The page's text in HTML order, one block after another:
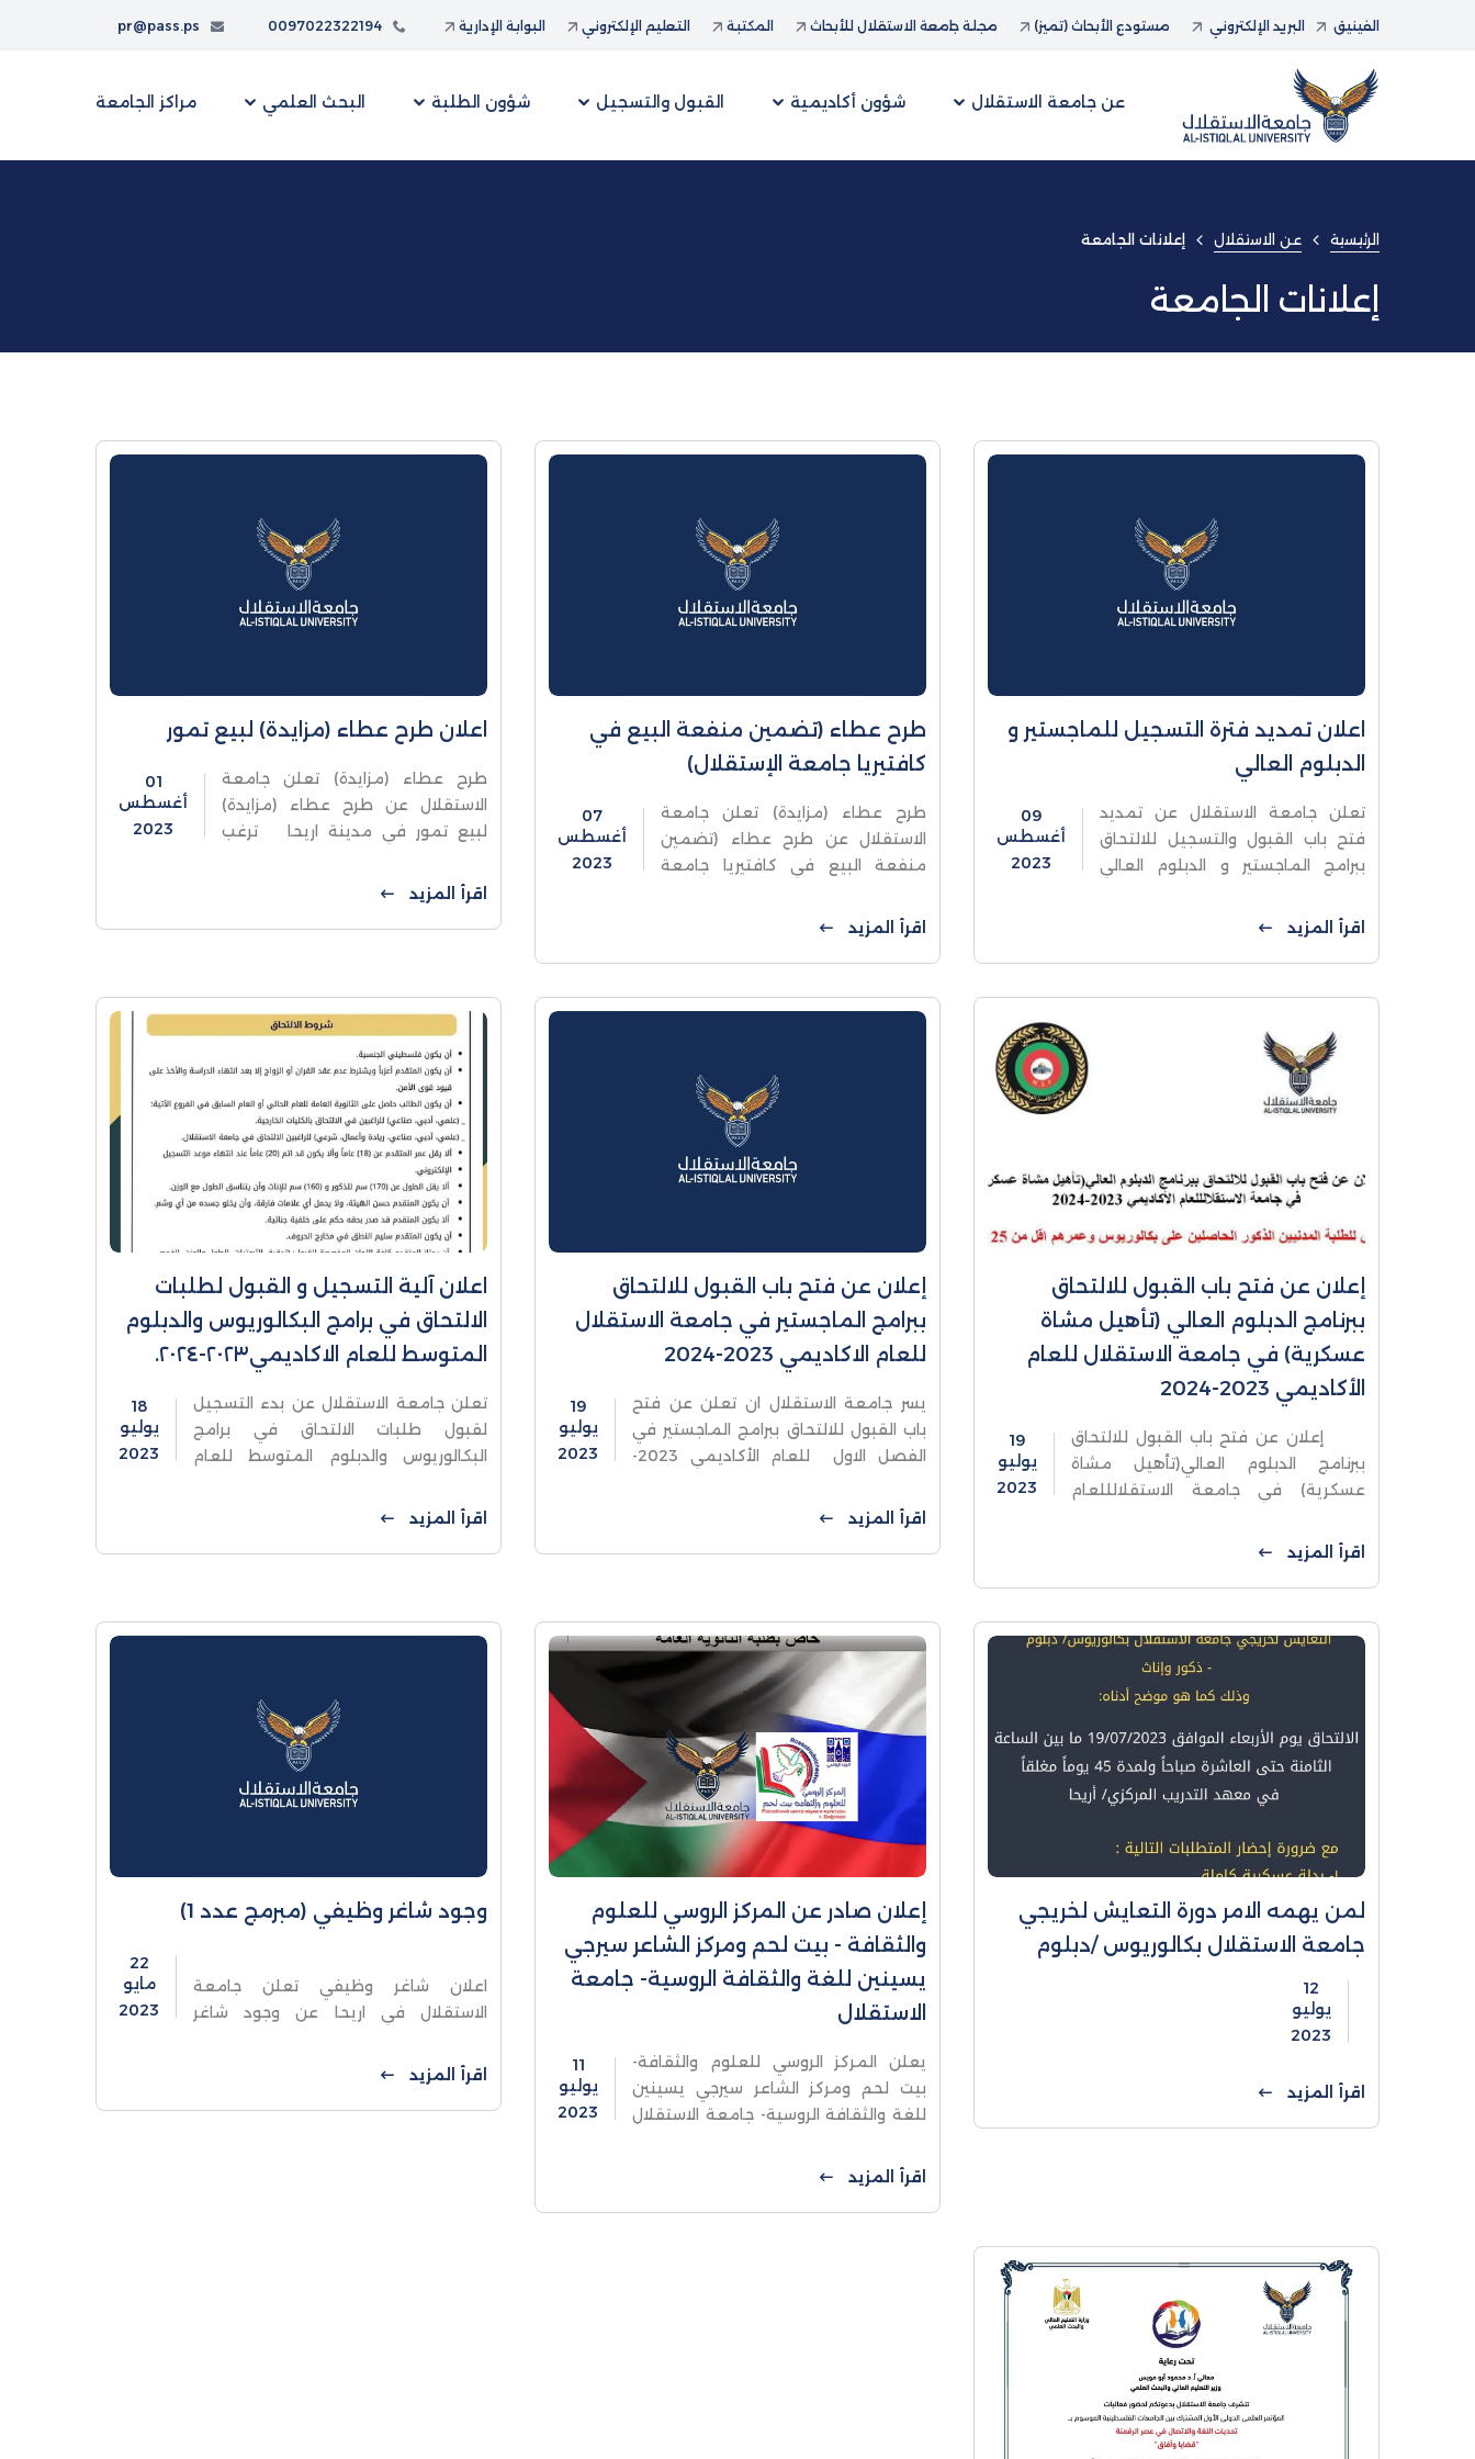
الفينيق البريد الإلكتروني مستودع الأبحاث (تميز) مجلة جامعة الاستقلال للأبحاث المكتبة التعليم الإلكتروني البوابة الإدارية 0097022322194
pr@pass.ps
عن جامعة الاستقلال شؤون أكاديمية القبول والتسجيل شؤون الطلبة البحث العلمي مراكز الجامعة
الرئيسية عن الاستقلال إعلانات الجامعة
إعلانات الجامعة
اعلان تمديد فترة التسجيل للماجستير و
الدبلوم العالي
تعلن جامعة الاستقلال عن تمديد
فتح باب القبول والتسجيل للالتحاق
ببرامج الماجستير و الدبلوم العالي
١٥-٨-٢٠٢٣
09
أغسطس
2023
اقرأ المزيد
طرح عطاء (تضمين منفعة البيع في
كافتيريا جامعة الإستقلال)
طرح عطاء (مزايدة) تعلن جامعة
الاستقلال عن طرح عطاء (تضمين
منفعة البيع في كافتيريا جامعة
جامعة الاستقلال / اريحا عن طرح
عطاء بالظرف المختوم لتضمين
07
أغسطس
2023
اقرأ المزيد
اعلان طرح عطاء (مزايدة) لبيع تمور
طرح عطاء (مزايدة) تعلن جامعة
الاستقلال عن طرح عطاء (مزايدة)
لبيع تمور في مدينة اريحا ترغب
من التمور فعلى الراغبين في التقدم
لهذا
01
أغسطس
2023
اقرأ المزيد
إعلان عن فتح باب القبول للالتحاق
ببرنامج الدبلوم العالي (تأهيل مشاة
عسكرية) في جامعة الاستقلال للعام
الأكاديمي 2023-2024
إعلان عن فتح باب القبول للالتحاق
ببرنامج الدبلوم العالي(تأهيل مشاة
عسكرية) في جامعة الاستقلالللعام
المدنيين الذكور الحاصلين على بكالوريوس
وعمرهم اقل من 25 عاما) تعلن
19
يوليو
2023
اقرأ المزيد
إعلان عن فتح باب القبول للالتحاق
ببرامج الماجستير في جامعة الاستقلال
للعام الاكاديمي 2023-2024
يسر جامعة الاستقلال ان تعلن عن فتح
باب القبول للالتحاق ببرامج الماجستير في
الفصل الاول للعام الأكاديمي 2023-
البكالوريوس تخصصات
19
يوليو
2023
اقرأ المزيد
اعلان آلية التسجيل و القبول لطلبات
الالتحاق في برامج البكالوريوس والدبلوم
المتوسط للعام الاكاديمي٢٠٢٣-٢٠٢٤.
تعلن جامعة الاستقلال عن بدء التسجيل
لقبول طلبات الالتحاق في برامج
البكالوريوس والدبلوم المتوسط للعام
بطاقة من احد فروع البنك العربي او بنك
القدس مقابل
18
يوليو
2023
اقرأ المزيد
لمن يهمه الامر دورة التعايش لخريجي
جامعة الاستقلال بكالوريوس /دبلوم
12
يوليو
2023
اقرأ المزيد
إعلان صادر عن المركز الروسي للعلوم
والثقافة - بيت لحم ومركز الشاعر سيرجي
يسينين للغة والثقافة الروسية- جامعة
الاستقلال
يعلن المركز الروسي للعلوم والثقافة-
بيت لحم ومركز الشاعر سيرجي يسينين
للغة والثقافة الروسية- جامعة الاستقلال
السنة التحضيرية للغة الروسية للعام
الدراسي 2023-2024 للطلبة
11
يوليو
2023
اقرأ المزيد
وجود شاغر وظيفي (مبرمج عدد 1)
اعلان شاغر وظيفي تعلن جامعة
الاستقلال في اريحا عن وجود شاغر
الشروط التالية :
University is seeking a dedicated
22
مايو
2023
اقرأ المزيد